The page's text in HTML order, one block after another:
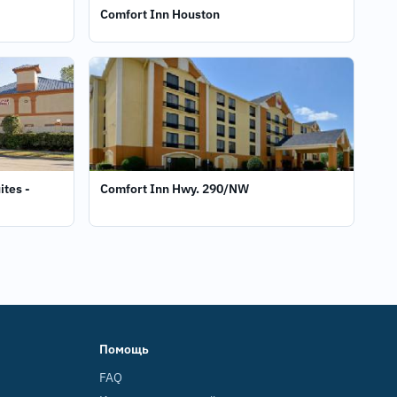
Comfort Inn Houston
- Comfort Inn Hwy. 290/NW
Помощь
FAQ